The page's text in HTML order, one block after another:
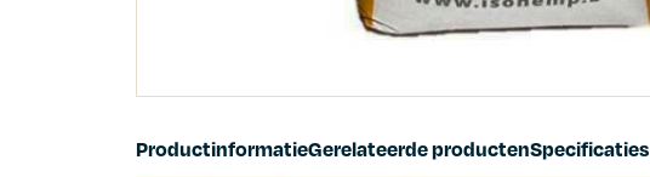
ProductinformatieGerelateerde productenSpecificaties